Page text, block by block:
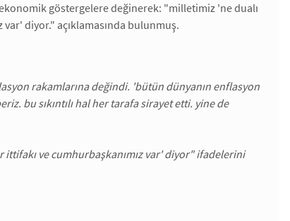
göstergelere değinerek: "milletimiz 'ne dualı
var' diyor." açıklamasında bulunmuş.
rakamlarına değindi. 'bütün dünyanın enflasyon
bu sıkıntılı hal her tarafa sirayet etti. yine de
ittifakı ve cumhurbaşkanımız var' diyor" ifadelerini